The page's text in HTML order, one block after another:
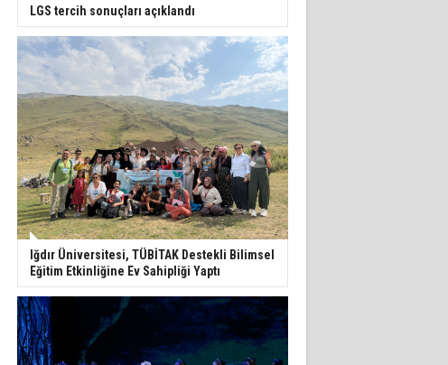
LGS tercih sonuçları açıklandı
Iğdır Üniversitesi, TÜBİTAK Destekli Bilimsel
Eğitim Etkinliğine Ev Sahipliği Yaptı